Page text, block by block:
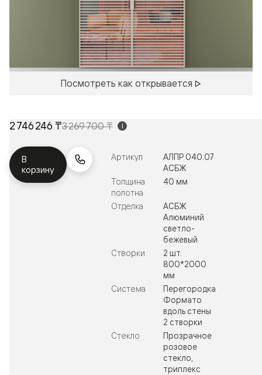
Посмотреть как открывается
2 746 246 ₸3 269 700 ₸ i
В
корзину
Артикул
АЛПР 040.07
АСБЖ
Толщина
полотна
40 мм
Отделка
АСБЖ
Алюминий
светло-
бежевый
Створки
2 шт.
800*2000
мм
Система
Перегородка
Формато
вдоль стены
2 створки
Стекло
Прозрачное
розовое
стекло,
триплекс